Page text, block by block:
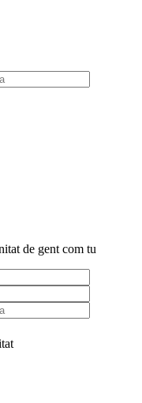
de gent com tu